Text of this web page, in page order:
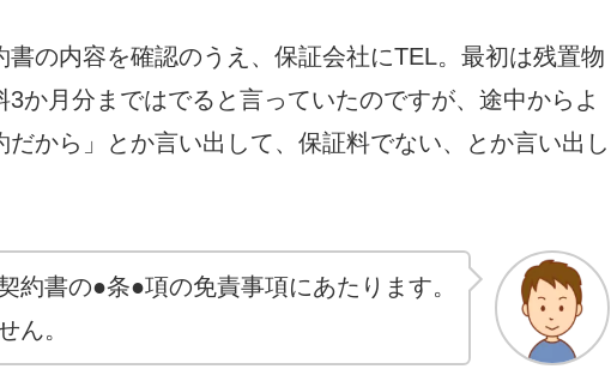
の内容を確認のうえ、保証会社にTEL。最初は残置物
か月分まではでると言っていたのですが、途中からよ
だから」とか言い出して、保証料でない、とか言い出し
約書の●条●項の免責事項にあたります。
ん。